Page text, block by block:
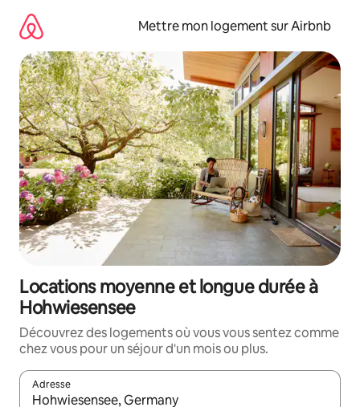
directement
contenu
Mettre mon logement sur Airbnb
Locations moyenne et longue durée à
Hohwiesensee
Découvrez des logements où vous vous sentez comme
chez vous pour un séjour d'un mois ou plus.
Adresse
Lorsque les résultats s'affichent, utilisez les flèches vers le